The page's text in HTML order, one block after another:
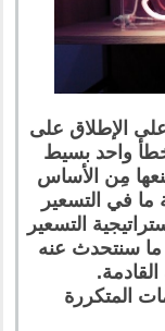
الإطلاق على
واحد بسيط
مِن الأساس
ما في التسعير
التسعير
ما سنتحدث عنه
المتكررة